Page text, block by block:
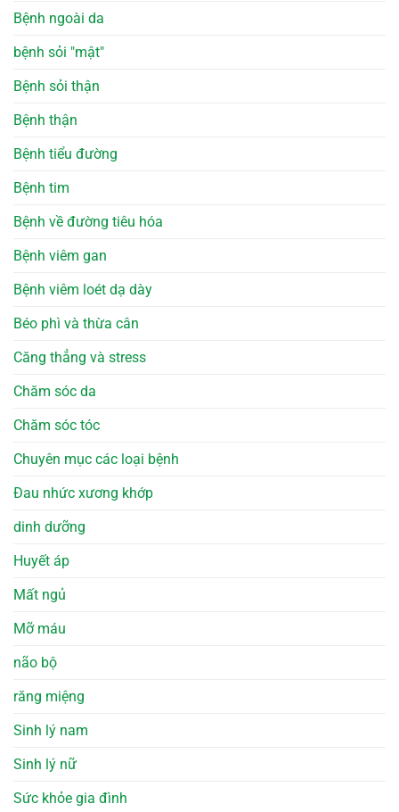
Bệnh ngoài da
bệnh sỏi "mật"
Bệnh sỏi thận
Bệnh thận
Bệnh tiểu đường
Bệnh tim
Bệnh về đường tiêu hóa
Bệnh viêm gan
Bệnh viêm loét dạ dày
Béo phì và thừa cân
Căng thẳng và stress
Chăm sóc da
Chăm sóc tóc
Chuyên mục các loại bệnh
Đau nhức xương khớp
dinh dưỡng
Huyết áp
Mất ngủ
Mỡ máu
não bộ
răng miệng
Sinh lý nam
Sinh lý nữ
Sức khỏe gia đình